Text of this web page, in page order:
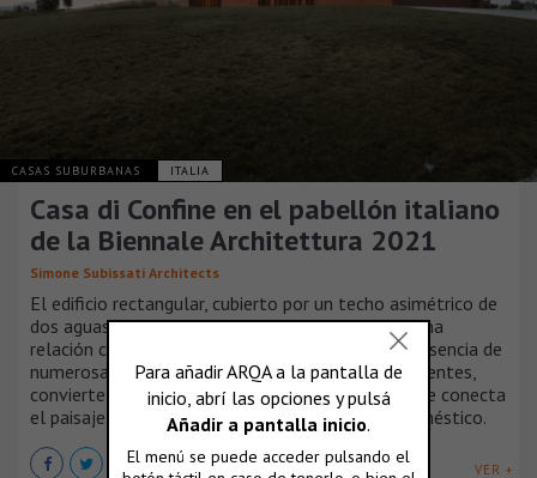
CASAS SUBURBANAS ITALIA
Casa di Confine en el pabellón italiano
de la Biennale Architettura 2021
Simone Subissati Architects
El edificio rectangular, cubierto por un techo asimétrico de
dos aguas, se extiende de este a oeste, en estrecha
relación con la tierra cultivada circundante. La presencia de
numerosas aberturas, de formas y funciones diferentes,
convierte la casa en una especie de dispositivo que conecta
el paisaje montañoso con el espacio íntimo y doméstico.
VER +